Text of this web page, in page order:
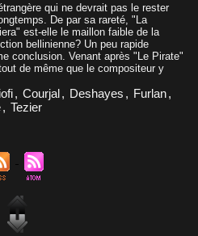
qui ne devrait pas le rester
De par sa rareté, "La
est-elle le maillon faible de la
bellinienne? Un peu rapide
conclusion. Venant après "Le Pirate"
de même que le compositeur y
, Courjal, Deshayes , Furlan,
, Tezier